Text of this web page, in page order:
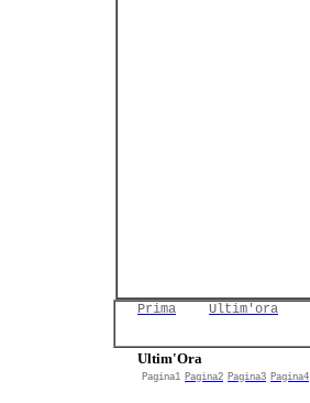
Prima Ultim'ora
Ultim'Ora
Pagina1 Pagina2 Pagina3 Pagina4